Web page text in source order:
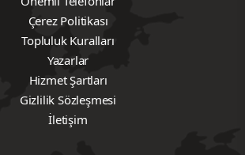
Çerez Politikası
Topluluk Kuralları
Yazarlar
Hizmet Şartları
Gizlilik Sözleşmesi
İletişim